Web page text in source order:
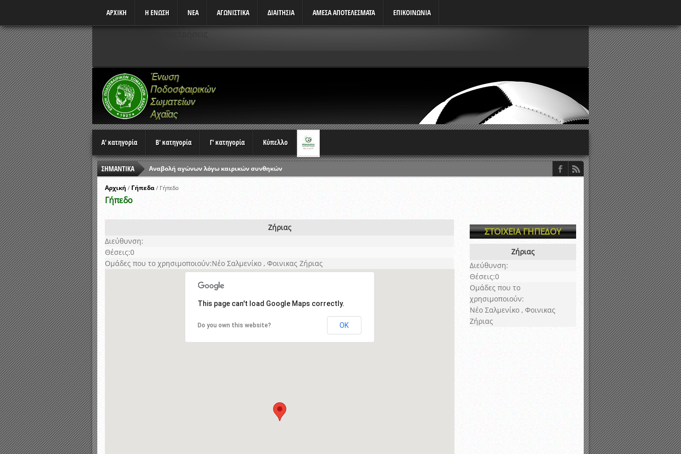
ΑΡΧΙΚΗ Η ΕΝΩΣΗ ΝΕΑ ΑΓΩΝΙΣΤΙΚΆ ΔΙΑΙΤΗΣΙΑ ΑΜΕΣΑ ΑΠΟΤΕΛΕΣΜΑΤΑ ΕΠΙΚΟΙΝΩΝΙΑ
Α' κατηγορία Β' κατηγορία Γ' κατηγορία Κύπελλο
ΣΗΜΑΝΤΙΚΑ
Αναβολή αγώνων λόγω καιρικών συνθηκών
Ώρες έναρξης αγώνων Πρωταθλημάτων
Αποτελέσματα γραπτών εξετάσεων Σεμιναρίου προεπιλογής Διαιτητών και Παρατηρητών ΕΠΣΑ αγωνιστικής περιόδου 2015-2016
Κληρώσεις Πρωταθλημάτων και Κυπέλλου 2015-2016
Αρχική / Γήπεδα / Γήπεδο
Γήπεδο
Ζήριας
Διεύθυνση:
Θέσεις:0
Ομάδες που το χρησιμοποιούν:Νέο Σαλμενίκο , Φοινικας Ζήριας
This page can't load Google Maps correctly.
Do you own this website? OK
ΣΤΟΙΧΕΙΑ ΓΗΠΕΔΟΥ
Ζήριας
Διεύθυνση:
Θέσεις:0
Ομάδες που το
χρησιμοποιούν:
Νέο Σαλμενίκο , Φοινικας
Ζήριας